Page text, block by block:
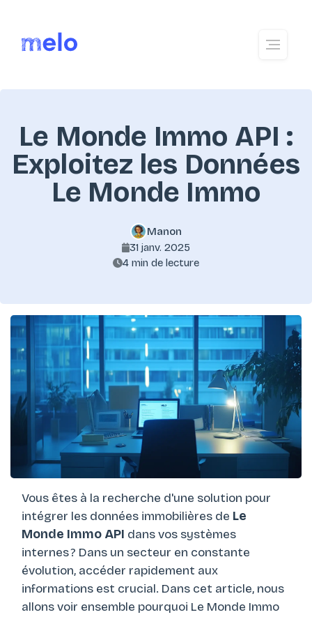
Le Monde Immo API :
Exploitez les Données
Le Monde Immo
Manon
31 janv. 2025
4 min de lecture
Vous êtes à la recherche d'une solution pour
intégrer les données immobilières de Le
Monde Immo API dans vos systèmes
internes ? Dans un secteur en constante
évolution, accéder rapidement aux
informations est crucial. Dans cet article, nous
allons voir ensemble pourquoi Le Monde Immo